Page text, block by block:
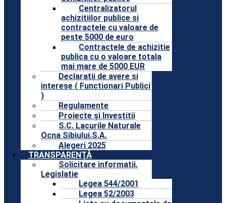
Centralizatorul
achizitiilor publice si
contractele cu valoare de
peste 5000 de euro
Contractele de achizitie
publica cu o valoare totala
mai mare de 5000 EUR
Declaratii de avere si
interese ( Functionari Publici
)
Regulamente
Proiecte și Investitii
S.C. Lacurile Naturale
Ocna Sibiului.S.A.
Alegeri 2025
TRANSPARENȚĂ
Solicitare informatii.
Legislatie
Legea 544/2001
Legea 52/2003